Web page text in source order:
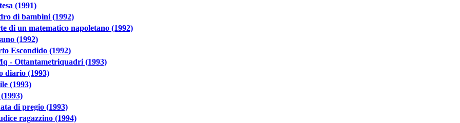
(1991)
di bambini (1992)
di un matematico napoletano (1992)
(1992)
Escondido (1992)
- Ottantametriquadri (1993)
diario (1993)
(1993)
di pregio (1993)
ragazzino (1994)